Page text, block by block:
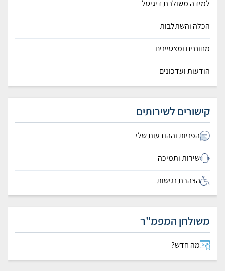
למידה משולבת דיגיטל
הכלה והשתלבות
מחוננים ומצטיינים
הודעות ועדכונים
קישורים לשירותים
הפניות וההודעות שלי
שירות ותמיכה
הצהרת נגישות
משולחן המפמ"ר
מה חדש?